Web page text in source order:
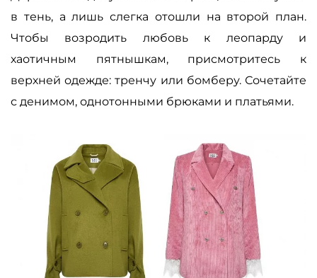
в тень, а лишь слегка отошли на второй план.
Чтобы возродить любовь к леопарду и
хаотичным пятнышкам, присмотритесь к
верхней одежде: тренчу или бомберу. Сочетайте
с денимом, однотонными брюками и платьями.